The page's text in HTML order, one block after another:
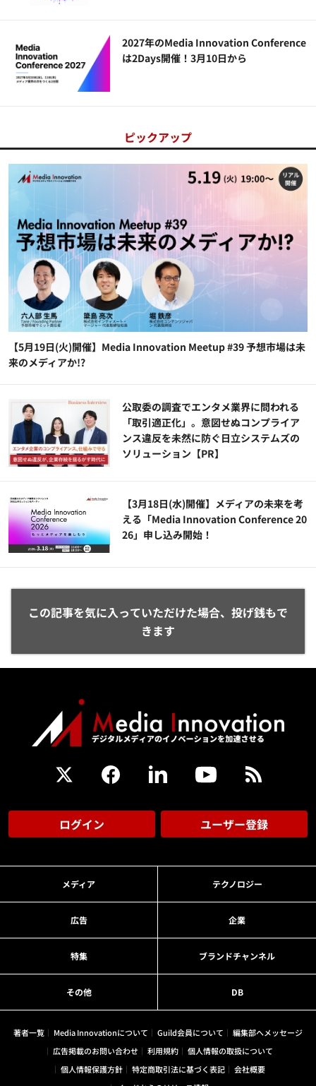
2027年のMedia Innovation Conference
は2Days開催！3月10日から
ピックアップ
【5月19日(火)開催】Media Innovation Meetup #39 予想市場は未
来のメディアか!?
公​​取委の調査でエンタメ業界に問われる
「取引適正化」。意図せぬコンプライア
ンス違反を未然に防ぐ日立システムズの
ソリューション​【PR】
【3月18日(水)開催】メディアの未来を考
える「Media Innovation Conference 20
26」申し込み開始！
この記事を気に入っていただけた場合、投げ銭もで
きます
ログイン ユーザー登録
メディア テクノロジー
広告 企業
特集 ブランドチャンネル
その他 DB
著者一覧 Media Innovationについて Guild会員について
編集部へメッセージ
広告掲載のお問い合わせ
利用規約
個人情報の取扱について
個人情報保護方針
特定商取引法に基づく表記
会社概要